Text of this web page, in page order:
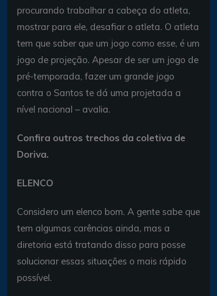
procurando trabalhar a cabeça do atleta,
mostrar para ele, desafiar o atleta. O atleta
tem que saber que um jogo como esse, é um
jogo de projeção. Apesar de ser um jogo de
pré-temporada, fazer um grande jogo
contra o Santos te dá uma projetada a
nível nacional – avalia.
Confira outros trechos da coletiva de
Doriva.
ELENCO
Considero um elenco bom. A gente sabe que
tem algumas carências ainda, mas a
diretoria está tratando disso para posse
solucionar essas situações o mais rápido
possível.